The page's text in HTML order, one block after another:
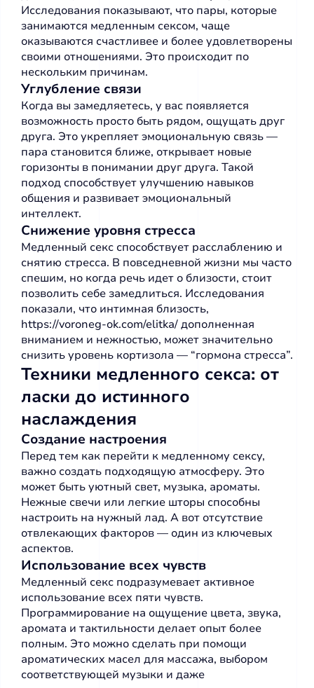
Исследования показывают, что пары, которые
занимаются медленным сексом, чаще
оказываются счастливее и более удовлетворены
своими отношениями. Это происходит по
нескольким причинам.
Углубление связи
Когда вы замедляетесь, у вас появляется
возможность просто быть рядом, ощущать друг
друга. Это укрепляет эмоциональную связь —
пара становится ближе, открывает новые
горизонты в понимании друг друга. Такой
подход способствует улучшению навыков
общения и развивает эмоциональный
интеллект.
Снижение уровня стресса
Медленный секс способствует расслаблению и
снятию стресса. В повседневной жизни мы часто
спешим, но когда речь идет о близости, стоит
позволить себе замедлиться. Исследования
показали, что интимная близость,
https://voroneg-ok.com/elitka/дополненная
вниманием и нежностью, может значительно
снизить уровень кортизола — “гормона стресса”.
Техники медленного секса: от
ласки до истинного
наслаждения
Создание настроения
Перед тем как перейти к медленному сексу,
важно создать подходящую атмосферу. Это
может быть уютный свет, музыка, ароматы.
Нежные свечи или легкие шторы способны
настроить на нужный лад. А вот отсутствие
отвлекающих факторов — один из ключевых
аспектов.
Использование всех чувств
Медленный секс подразумевает активное
использование всех пяти чувств.
Программирование на ощущение цвета, звука,
аромата и тактильности делает опыт более
полным. Это можно сделать при помощи
ароматических масел для массажа, выбором
соответствующей музыки и даже